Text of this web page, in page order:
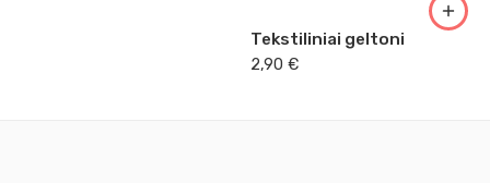
Tekstiliniai geltoni
2,90 €